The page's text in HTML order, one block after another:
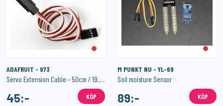
ADAFRUIT - 973
Servo Extension Cable - 50cm / 19.5" long
45:- KÖP
M PUNKT NU - YL-69
Soil moisture Sensor
89:- KÖP